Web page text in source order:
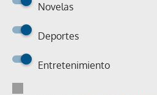
Novelas
Deportes
Entretenimiento